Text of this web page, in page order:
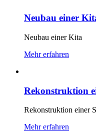
Neubau einer
Neubau einer Kita
Mehr erfahren
Rekonstruktion
Rekonstruktion einer
Mehr erfahren